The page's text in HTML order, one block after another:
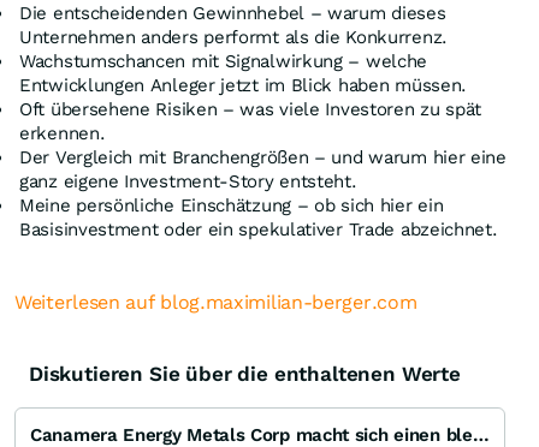
Die entscheidenden Gewinnhebel – warum dieses
Unternehmen anders performt als die Konkurrenz.
Wachstumschancen mit Signalwirkung – welche
Entwicklungen Anleger jetzt im Blick haben müssen.
Oft übersehene Risiken – was viele Investoren zu spät
erkennen.
Der Vergleich mit Branchengrößen – und warum hier eine
ganz eigene Investment-Story entsteht.
Meine persönliche Einschätzung – ob sich hier ein
Basisinvestment oder ein spekulativer Trade abzeichnet.
Weiterlesen auf blog.maximilian-berger.com
Diskutieren Sie über die enthaltenen Werte
Canamera Energy Metals Corp macht sich einen bleibenden Eindruck?